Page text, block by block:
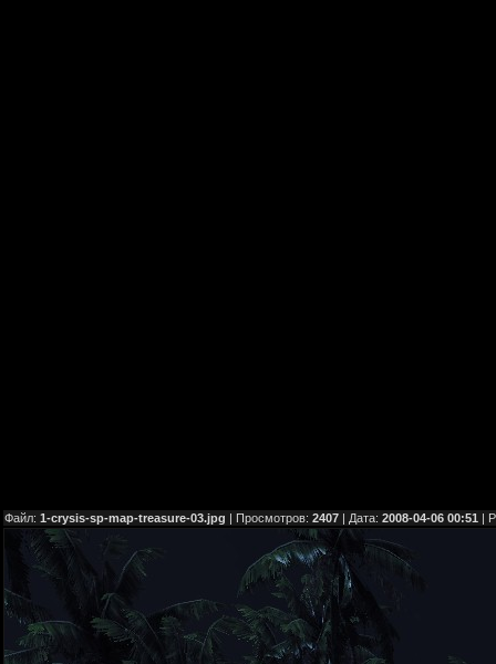
Файл: 1-crysis-sp-map-treasure-03.jpg | Просмотров: 2407 | Дата: 2008-04-06 00:51 |